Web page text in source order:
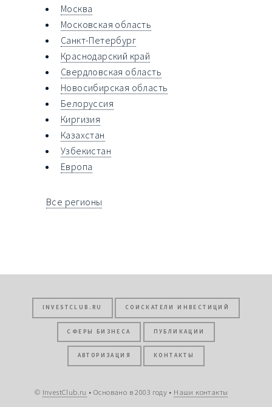
Москва
Московская область
Санкт-Петербург
Краснодарский край
Свердловская область
Новосибирская область
Белоруссия
Киргизия
Казахстан
Узбекистан
Европа
Все регионы
INVESTCLUB.RU СОИСКАТЕЛИ ИНВЕСТИЦИЙ
СФЕРЫ БИЗНЕСА ПУБЛИКАЦИИ
АВТОРИЗАЦИЯ КОНТАКТЫ
© InvestClub.ru • Основано в 2003 году • Наши контакты